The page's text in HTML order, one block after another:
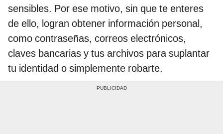
sensibles. Por ese motivo, sin que te enteres
de ello, logran obtener información personal,
como contraseñas, correos electrónicos,
claves bancarias y tus archivos para suplantar
tu identidad o simplemente robarte.